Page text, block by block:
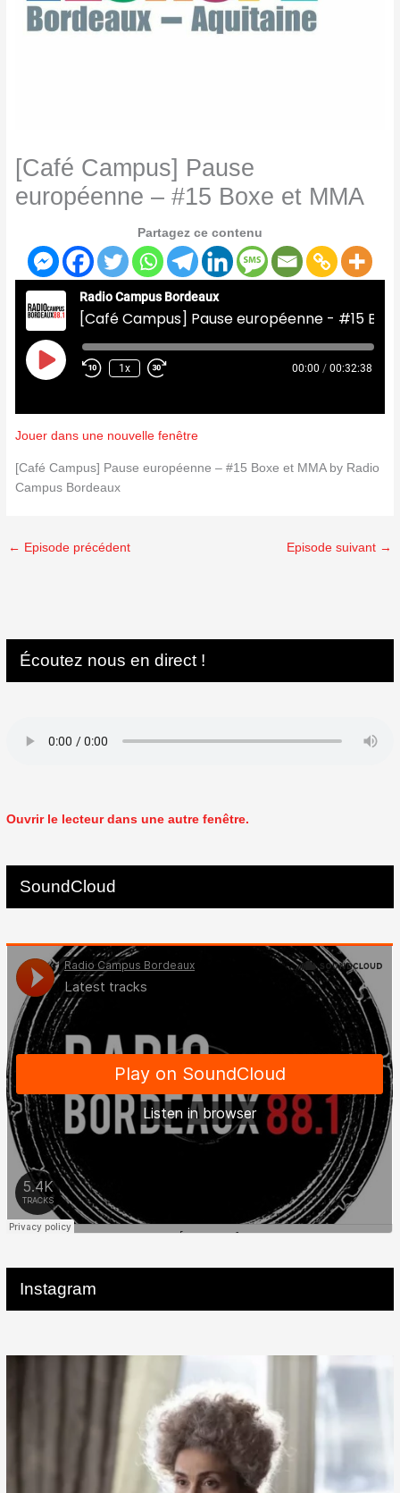
[Café Campus] Pause
européenne – #15 Boxe et MMA
Partagez ce contenu
Radio Campus Bordeaux
Play
Episode
1x 00:00 / 00:32:38
Jouer dans une nouvelle fenêtre
[Café Campus] Pause européenne – #15 Boxe et MMA by Radio
Campus Bordeaux
← Episode précédent Episode suivant →
Écoutez nous en direct !
Ouvrir le lecteur dans une autre fenêtre.
SoundCloud
Instagram